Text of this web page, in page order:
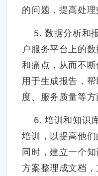
的问题，提高处理
5. 数据分析和
户服务平台上的
和痛点，从而不
用于生成报告，
度、服务质量等方
6. 培训和知识
培训，以提高他们
同时，建立一个
方案整理成文档，